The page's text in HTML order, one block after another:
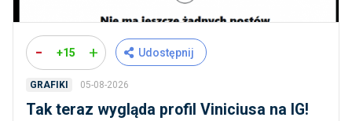
- +15 + Udostępnij
GRAFIKI 05-08-2026
Tak teraz wygląda profil Viniciusa na IG!